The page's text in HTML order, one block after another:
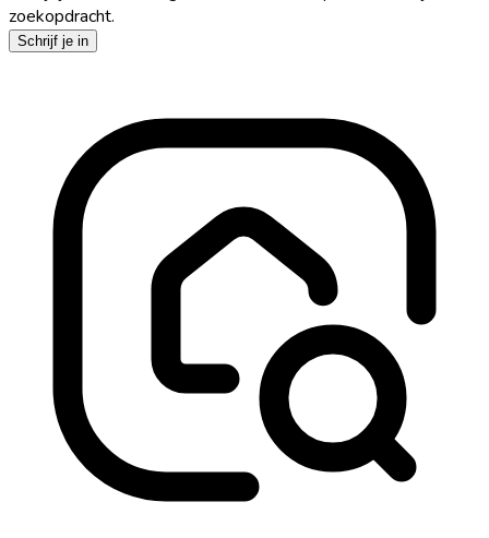
zoekopdracht.
Schrijf je in